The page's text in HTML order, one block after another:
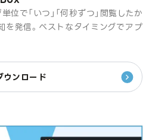
位で「いつ」「何秒ずつ」閲覧したか
を発信。ベストなタイミングでアプ
ウンロード